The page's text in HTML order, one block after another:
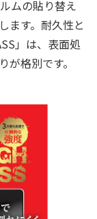
ムの貼り替え
ます。耐久性と
」は、表面処
格別です。